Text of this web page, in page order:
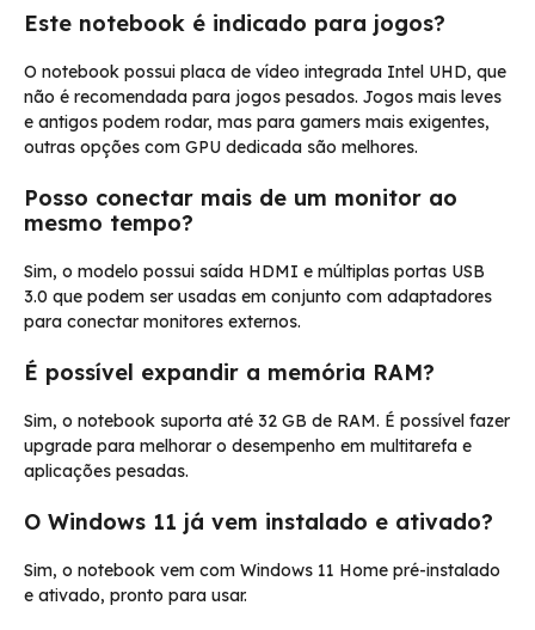
Este notebook é indicado para jogos?
O notebook possui placa de vídeo integrada Intel UHD, que
não é recomendada para jogos pesados. Jogos mais leves
e antigos podem rodar, mas para gamers mais exigentes,
outras opções com GPU dedicada são melhores.
Posso conectar mais de um monitor ao
mesmo tempo?
Sim, o modelo possui saída HDMI e múltiplas portas USB
3.0 que podem ser usadas em conjunto com adaptadores
para conectar monitores externos.
É possível expandir a memória RAM?
Sim, o notebook suporta até 32 GB de RAM. É possível fazer
upgrade para melhorar o desempenho em multitarefa e
aplicações pesadas.
O Windows 11 já vem instalado e ativado?
Sim, o notebook vem com Windows 11 Home pré-instalado
e ativado, pronto para usar.